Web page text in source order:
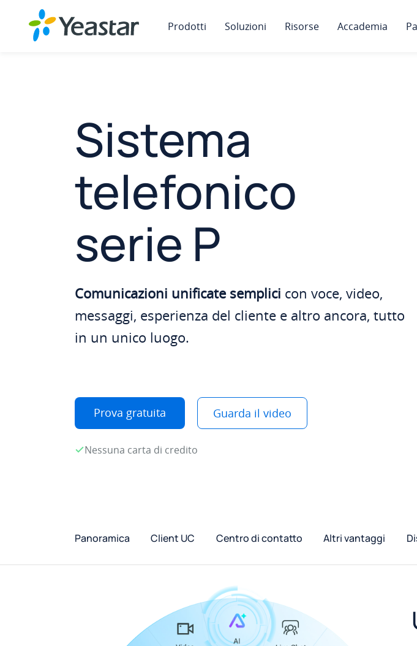
Prodotti Soluzioni Risorse Accademia
Sistema
telefonico
serie P
Comunicazioni unificate semplici con voce, video,
messaggi, esperienza del cliente e altro ancora, tutto
in un unico luogo.
Prova gratuita Guarda il video
Nessuna carta di credito
Panoramica Client UC Centro di contatto Altri vantaggi